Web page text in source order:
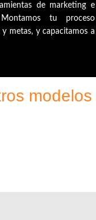
de marketing e
tu proceso
metas, y capacitamos a